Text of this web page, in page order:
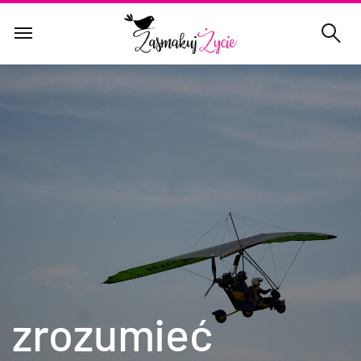
zrozumieć